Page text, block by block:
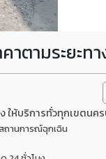
ตามระยะทา
ให้บริการทั่วทุกเขตนค
ถานการณ์ฉุกเฉิน